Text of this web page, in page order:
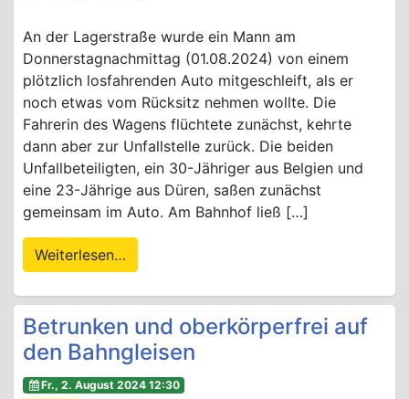
An der Lagerstraße wurde ein Mann am
Donnerstagnachmittag (01.08.2024) von einem
plötzlich losfahrenden Auto mitgeschleift, als er
noch etwas vom Rücksitz nehmen wollte. Die
Fahrerin des Wagens flüchtete zunächst, kehrte
dann aber zur Unfallstelle zurück. Die beiden
Unfallbeteiligten, ein 30-Jähriger aus Belgien und
eine 23-Jährige aus Düren, saßen zunächst
gemeinsam im Auto. Am Bahnhof ließ […]
Weiterlesen…
Betrunken und oberkörperfrei auf
den Bahngleisen
Fr., 2. August 2024 12:30